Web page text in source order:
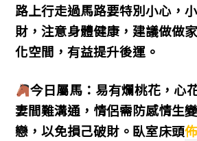
路上行走過馬路要特別小心，
財，注意身體健康，建議做做
化空間，有益提升後運。
今日屬馬：易有爛桃花，心
妻間難溝通，情侶需防感情生
戀，以免損己破財。臥室床頭